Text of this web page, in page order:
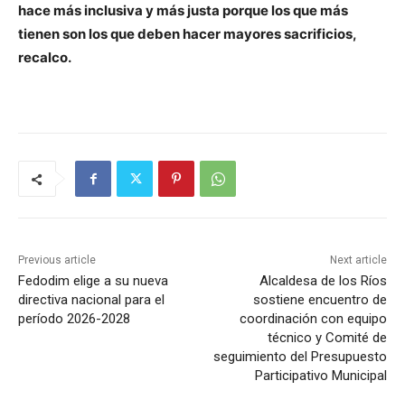
hace más inclusiva y más justa porque los que más
tienen son los que deben hacer mayores sacrificios,
recalco.
Previous article
Fedodim elige a su nueva
directiva nacional para el
período 2026-2028
Next article
Alcaldesa de los Ríos
sostiene encuentro de
coordinación con equipo
técnico y Comité de
seguimiento del Presupuesto
Participativo Municipal